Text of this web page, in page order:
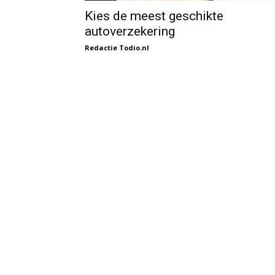
Kies de meest geschikte
autoverzekering
Redactie Todio.nl